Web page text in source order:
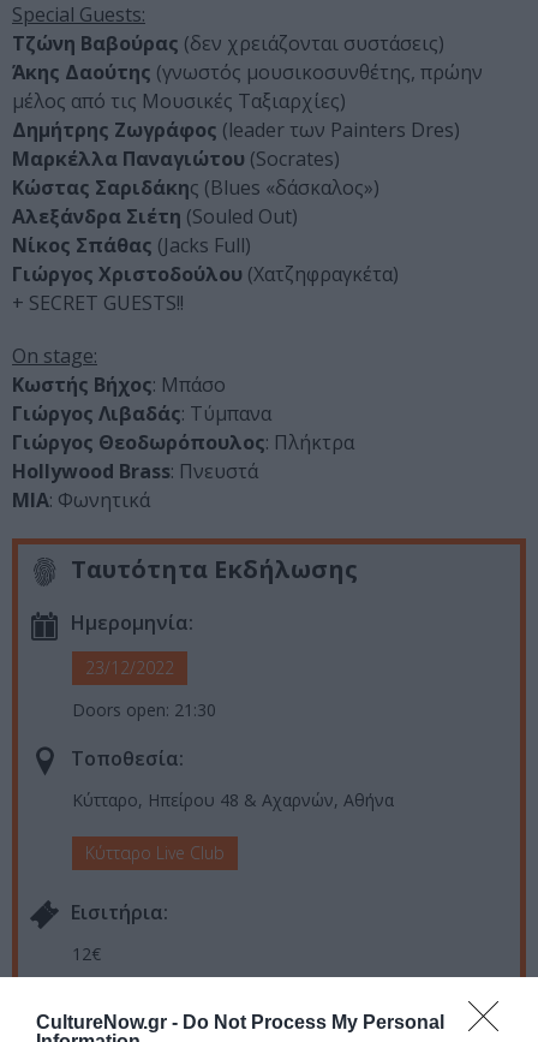
CultureNow.gr - Do Not Process My Personal
Special Guests:
Τζώνη Βαβούρας (δεν χρειάζονται συστάσεις)
Άκης Δαούτης (γνωστός μουσικοσυνθέτης, πρώην
μέλος από τις Μουσικές Ταξιαρχίες)
Δημήτρης Ζωγράφος (leader των Painters Dres)
Μαρκέλλα Παναγιώτου (Socrates)
Κώστας Σαριδάκης (Blues «δάσκαλος»)
Αλεξάνδρα Σιέτη (Souled Out)
Νίκος Σπάθας (Jacks Full)
Γιώργος Χριστοδούλου (Χατζηφραγκέτα)
+ SECRET GUESTS!!
On stage:
Κωστής Βήχος: Μπάσο
Γιώργος Λιβαδάς: Τύμπανα
Γιώργος Θεοδωρόπουλος: Πλήκτρα
Hollywood Brass: Πνευστά
MIA: Φωνητικά
Ταυτότητα Εκδήλωσης
Ημερομηνία:
23/12/2022
Doors open: 21:30
Τοποθεσία:
Κύτταρο, Ηπείρου 48 & Αχαρνών, Αθήνα
Κύτταρο Live Club
Eισιτήρια:
12€